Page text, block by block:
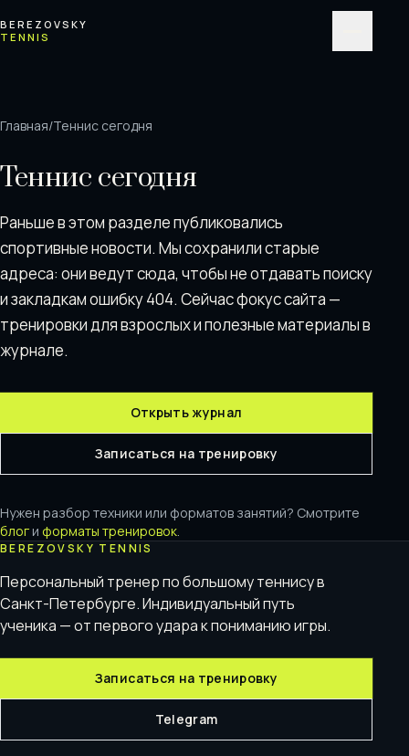
BEREZOVSKY
TENNIS
Главная/Теннис сегодня
Теннис сегодня
Раньше в этом разделе публиковались
спортивные новости. Мы сохранили старые
адреса: они ведут сюда, чтобы не отдавать поискy
и закладкам ошибку 404. Сейчас фокус сайта —
тренировки для взрослых и полезные материалы в
журнале.
Открыть журнал
Записаться на тренировку
Нужен разбор техники или форматов занятий? Смотрите
блог и форматы тренировок.
BEREZOVSKY TENNIS
Персональный тренер по большому теннису в
Санкт-Петербурге. Индивидуальный путь
ученика — от первого удара к пониманию игры.
Записаться на тренировку
Telegram